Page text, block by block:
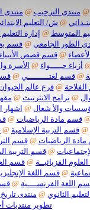
@ منتدى الترحيب @ منتدى
@ ش/ التعليم
المتوسط @ إدارة
الطور الجامعي @ قسم
@ قسم قصص الأنبياء
أزياء حـــــواء @ الأسرة
@قسم لغتـــــــــي @
@فرع عالم الحيوان
@ برامج الانثرنيث @
والأ شغال @ اشهار
قسم مادة الرياضيات @
@ قسم التربية الإسلامية @
الرياضيات @قسم
@قسم التربية
الفزيائيــة @ قسم
@ قسم اللغة
اللغة الفرنســــية @
الثانوي @ منتدى
تطوير منتديات